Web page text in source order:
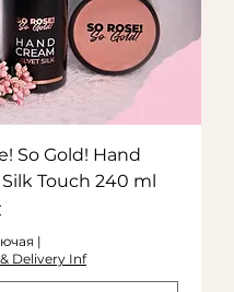
So Gold! Hand
Touch 240 ml
|
Delivery Inf